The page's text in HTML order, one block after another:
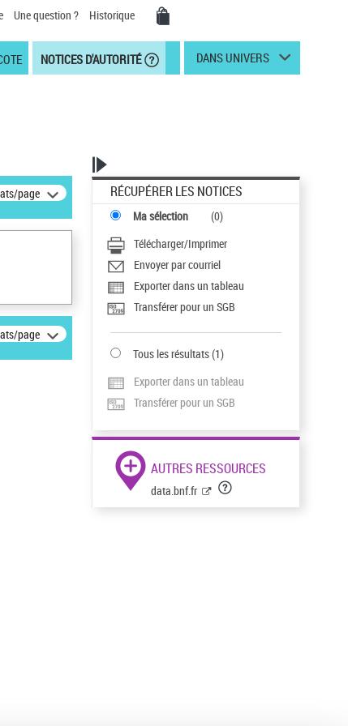
Une question ? Historique
NOTICES D'AUTORITÉ DANS UNIVERS
page
page
RÉCUPÉRER LES NOTICES
Ma sélection (0)
Télécharger/Imprimer
Envoyer par courriel
Exporter dans un tableau
Transférer pour un SGB
Tous les résultats(1)
Exporter dans un tableau
Transférer pour un SGB
AUTRES RESSOURCES
data.bnf.fr